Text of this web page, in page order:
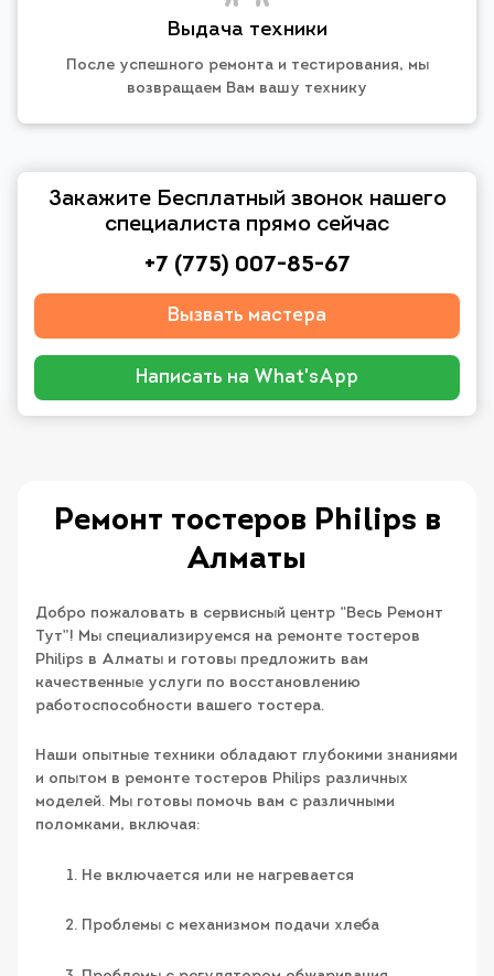
Выдача техники
После успешного ремонта и тестирования, мы
возвращаем Вам вашу технику
Закажите Бесплатный звонок нашего
специалиста прямо сейчас
+7 (775) 007-85-67
Вызвать мастера
Написать на What'sApp
Ремонт тостеров Philips в
Алматы
Добро пожаловать в сервисный центр “Весь Ремонт
Тут”! Мы специализируемся на ремонте тостеров
Philips в Алматы и готовы предложить вам
качественные услуги по восстановлению
работоспособности вашего тостера.
Наши опытные техники обладают глубокими знаниями
и опытом в ремонте тостеров Philips различных
моделей. Мы готовы помочь вам с различными
поломками, включая:
Не включается или не нагревается
Проблемы с механизмом подачи хлеба